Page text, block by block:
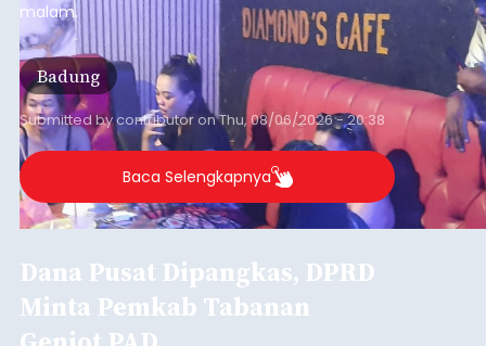
malam.
Badung
Submitted bycontributoronThu, 08/06/2026 - 20:38
Baca Selengkapnya
Dana Pusat Dipangkas, DPRD
Minta Pemkab Tabanan